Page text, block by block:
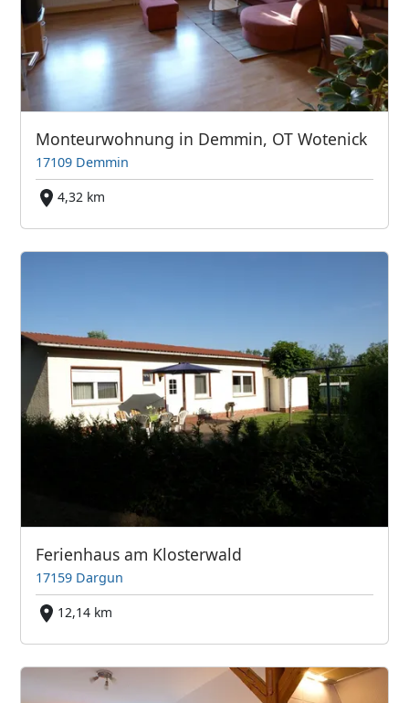
Monteurwohnung in Demmin, OT Wotenick
17109 Demmin
4,32 km
Ferienhaus am Klosterwald
17159 Dargun
12,14 km